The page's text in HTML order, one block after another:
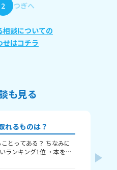
2 つぎへ
相談についての
せはコチラ
も見る
れるものは？
とってある？ ちなみに
ランキング1位 ・本を読